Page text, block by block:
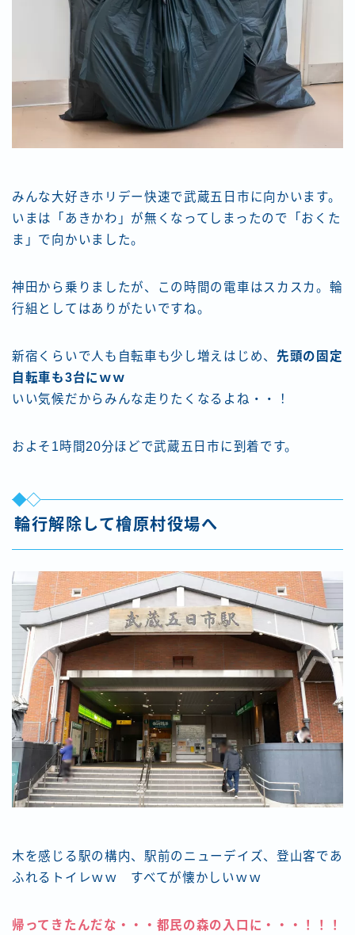
みんな大好きホリデー快速で武蔵五日市に向かいます。
いまは「あきかわ」が無くなってしまったので「おくた
ま」で向かいました。
神田から乗りましたが、この時間の電車はスカスカ。輪
行組としてはありがたいですね。
新宿くらいで人も自転車も少し増えはじめ、 先頭の固定
自転車も3台にｗｗ
いい気候だからみんな走りたくなるよね・・！
およそ1時間20分ほどで武蔵五日市に到着です。
輪行解除して檜原村役場へ
木を感じる駅の構内、駅前のニューデイズ、登山客であ
ふれるトイレｗｗ すべてが懐かしいｗｗ
帰ってきたんだな・・・都民の森の入口に・・・！！！